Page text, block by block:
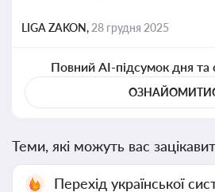
LIGA ZAKON, 28 грудня 2025
Повний AI-підсумок дня та
Теми, які можуть вас
Перехід української